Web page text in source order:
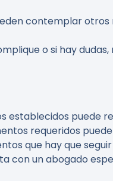
contemplar
o si hay
establecidos puede
requeridos
que hay que
con un abogado